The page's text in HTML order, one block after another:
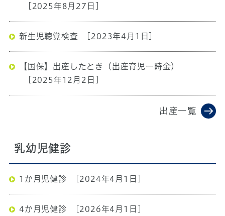
[2025年8月27日]
新生児聴覚検査 [2023年4月1日]
【国保】出産したとき（出産育児一時金）
[2025年12月2日]
出産一覧
乳幼児健診
1か月児健診 [2024年4月1日]
4か月児健診 [2026年4月1日]